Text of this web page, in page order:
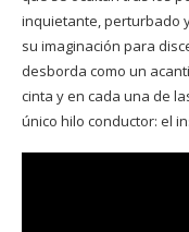
inquietante, perturbado
su imaginación para
desborda como un
cinta y en cada una de
único hilo conductor: el